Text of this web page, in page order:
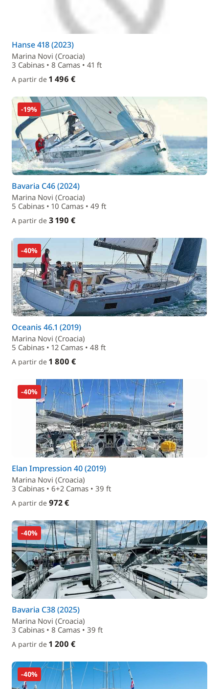
Hanse 418 (2023)
Marina Novi (Croacia)
3 Cabinas • 8 Camas • 41 ft
A partir de 1 496 €
-19%
Bavaria C46 (2024)
Marina Novi (Croacia)
5 Cabinas • 10 Camas • 49 ft
A partir de 3 190 €
-40%
Oceanis 46.1 (2019)
Marina Novi (Croacia)
5 Cabinas • 12 Camas • 48 ft
A partir de 1 800 €
-40%
Elan Impression 40 (2019)
Marina Novi (Croacia)
3 Cabinas • 6+2 Camas • 39 ft
A partir de 972 €
-40%
Bavaria C38 (2025)
Marina Novi (Croacia)
3 Cabinas • 8 Camas • 39 ft
A partir de 1 200 €
-40%